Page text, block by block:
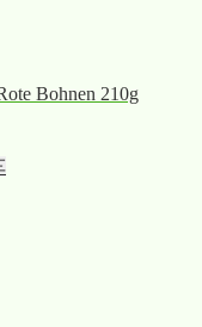
Bohnen 210g